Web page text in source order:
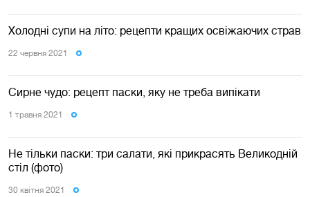
Холодні супи на літо: рецепти кращих освіжаючих страв
22 червня 2021
Сирне чудо: рецепт паски, яку не треба випікати
1 травня 2021
Не тільки паски: три салати, які прикрасять Великодній
стіл (фото)
30 квiтня 2021